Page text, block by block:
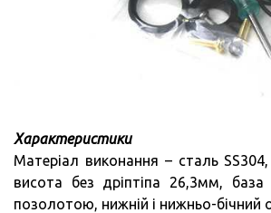
Характеристики
Матеріал виконання – сталь
висота без дріптіпа 26,3мм,
позолотою, нижній і нижньо-бічний